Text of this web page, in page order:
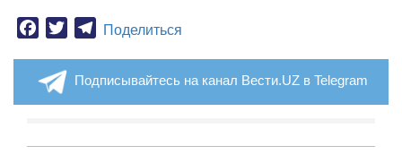
Facebook
TwitterTelegram
Поделиться
Подписывайтесь на канал Вести.UZ в Telegram